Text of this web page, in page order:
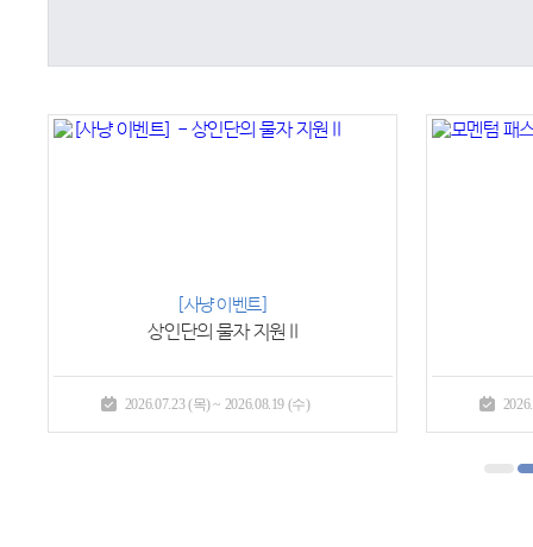
[사냥 이벤트]
상인단의 물자 지원 II
2026.07.23 (목) ~ 2026.08.19 (수)